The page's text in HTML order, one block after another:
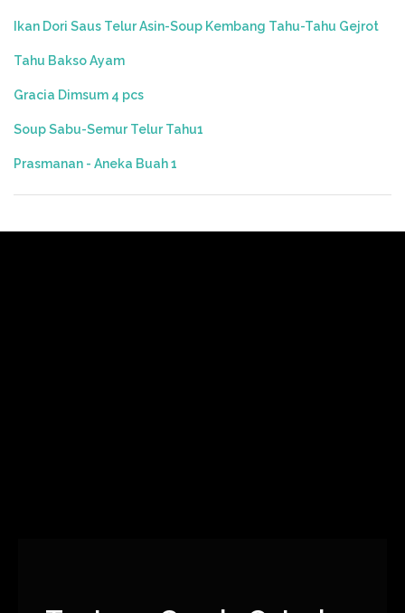
Ikan Dori Saus Telur Asin-Soup Kembang Tahu-Tahu Gejrot
Tahu Bakso Ayam
Gracia Dimsum 4 pcs
Soup Sabu-Semur Telur Tahu1
Prasmanan - Aneka Buah 1